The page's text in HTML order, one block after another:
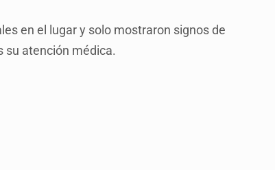
en el lugar y solo mostraron signos de
su atención médica.